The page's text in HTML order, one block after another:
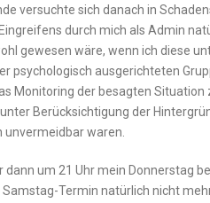
versuchte sich danach in
durch mich als Admin
gewesen wäre, wenn ich diese
psychologisch ausgerichteten
Monitoring der besagten
Berücksichtigung der
waren.
dann um 21 Uhr mein Donnerstag
Termin natürlich nicht